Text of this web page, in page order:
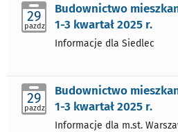
29
pazdz
Budownictwo
1-3 kwartał 2025 r.
Informacje dla Siedlec
29
pazdz
Budownictwo
1-3 kwartał 2025 r.
Informacje dla m.st.